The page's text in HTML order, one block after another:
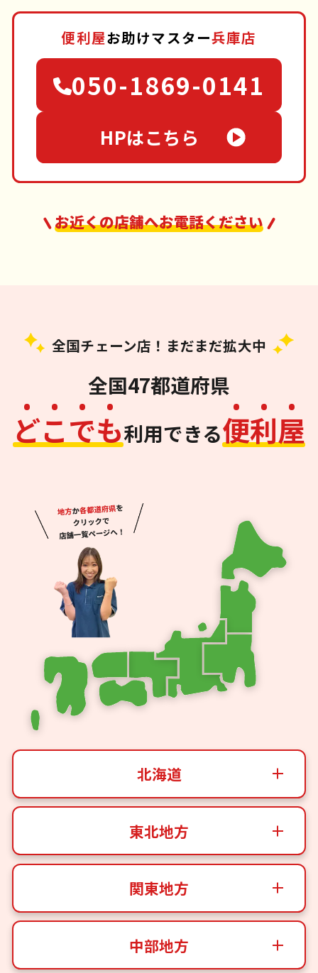
便利屋お助けマスター兵庫店
050-1869-0141
HPはこちら
お近くの店舗へお電話ください
全国チェーン店！まだまだ拡大中
全国47都道府県
どこでも利用できる便利屋
北海道
東北地方
関東地方
中部地方